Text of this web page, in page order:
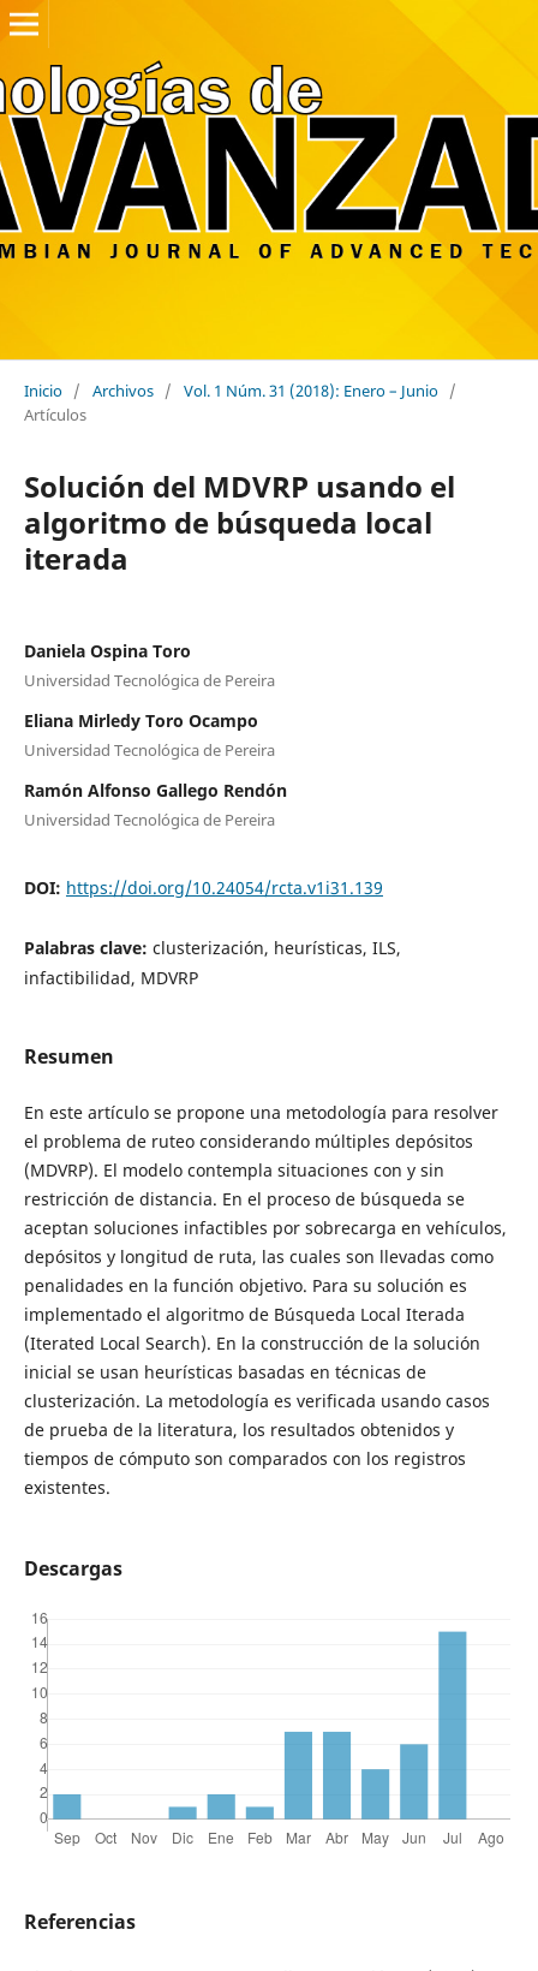
Inicio / Archivos / Vol. 1 Núm. 31 (2018): Enero – Junio /
Artículos
Solución del MDVRP usando el
algoritmo de búsqueda local
iterada
Daniela Ospina Toro
Universidad Tecnológica de Pereira
Eliana Mirledy Toro Ocampo
Universidad Tecnológica de Pereira
Ramón Alfonso Gallego Rendón
Universidad Tecnológica de Pereira
DOI: https://doi.org/10.24054/rcta.v1i31.139
Palabras clave: clusterización, heurísticas, ILS,
infactibilidad, MDVRP
Resumen
En este artículo se propone una metodología para resolver
el problema de ruteo considerando múltiples depósitos
(MDVRP). El modelo contempla situaciones con y sin
restricción de distancia. En el proceso de búsqueda se
aceptan soluciones infactibles por sobrecarga en vehículos,
depósitos y longitud de ruta, las cuales son llevadas como
penalidades en la función objetivo. Para su solución es
implementado el algoritmo de Búsqueda Local Iterada
(Iterated Local Search). En la construcción de la solución
inicial se usan heurísticas basadas en técnicas de
clusterización. La metodología es verificada usando casos
de prueba de la literatura, los resultados obtenidos y
tiempos de cómputo son comparados con los registros
existentes.
Descargas
Referencias